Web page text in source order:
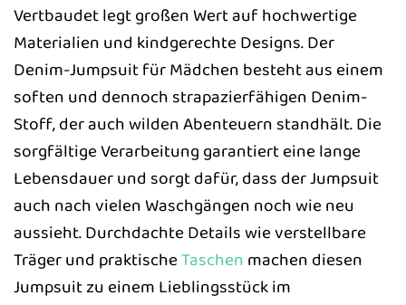
Vertbaudet legt großen Wert auf hochwertige
Materialien und kindgerechte Designs. Der
Denim-Jumpsuit für Mädchen besteht aus einem
soften und dennoch strapazierfähigen Denim-
Stoff, der auch wilden Abenteuern standhält. Die
sorgfältige Verarbeitung garantiert eine lange
Lebensdauer und sorgt dafür, dass der Jumpsuit
auch nach vielen Waschgängen noch wie neu
aussieht. Durchdachte Details wie verstellbare
Träger und praktischeTaschen machen diesen
Jumpsuit zu einem Lieblingsstück im